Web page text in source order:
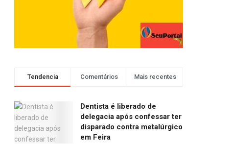
Tendencia Comentários Mais recentes
Dentista é liberado de
delegacia após confessar ter
disparado contra metalúrgico
em Feira